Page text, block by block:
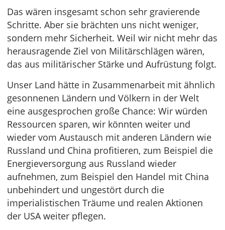
Das wären insgesamt schon sehr gravierende
Schritte. Aber sie brächten uns nicht weniger,
sondern mehr Sicherheit. Weil wir nicht mehr das
herausragende Ziel von Militärschlägen wären,
das aus militärischer Stärke und Aufrüstung folgt.
Unser Land hätte in Zusammenarbeit mit ähnlich
gesonnenen Ländern und Völkern in der Welt
eine ausgesprochen große Chance: Wir würden
Ressourcen sparen, wir könnten weiter und
wieder vom Austausch mit anderen Ländern wie
Russland und China profitieren, zum Beispiel die
Energieversorgung aus Russland wieder
aufnehmen, zum Beispiel den Handel mit China
unbehindert und ungestört durch die
imperialistischen Träume und realen Aktionen
der USA weiter pflegen.